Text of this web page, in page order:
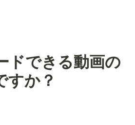
ドできる動画の
すか？